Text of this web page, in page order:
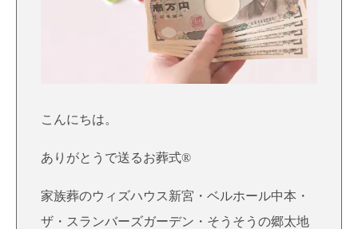
こんにちは。
ありがとうで送るお葬式®
家族葬のウィズハウス新宮・ベルホール中本・
ザ・スランバーズガーデン・そうそうの郷太地